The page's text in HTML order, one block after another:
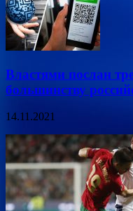
Властями послан
большинству
14.11.2021